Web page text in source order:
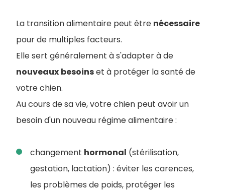
La transition alimentaire peut être nécessaire
pour de multiples facteurs.
Elle sert généralement à s'adapter à de
nouveaux besoinset à protéger la santé de
votre chien.
Au cours de sa vie, votre chien peut avoir un
besoin d'un nouveau régime alimentaire :
changement hormonal (stérilisation,
gestation, lactation) : éviter les carences,
les problèmes de poids, protéger les